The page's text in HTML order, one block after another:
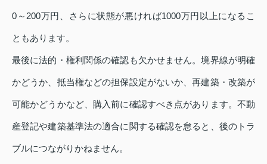
0～200万円、さらに状態が悪ければ1000万円以上になるこ
ともあります。
最後に法的・権利関係の確認も欠かせません。境界線が明確
かどうか、抵当権などの担保設定がないか、再建築・改築が
可能かどうかなど、購入前に確認すべき点があります。不動
産登記や建築基準法の適合に関する確認を怠ると、後のトラ
ブルにつながりかねません。